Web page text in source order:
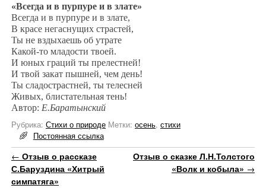
«Всегда и в пурпуре и в злате»
Всегда и в пурпуре и в злате,
В красе негаснущих страстей,
Ты не вздыхаешь об утрате
Какой-то младости твоей.
И юных граций ты прелестней!
И твой закат пышней, чем день!
Ты сладострастней, ты телесней
Живых, блистательная тень!
Автор: Е.Баратынский
Рубрика: Стихи о природе Метки: осень, стихи
Постоянная ссылка
Навигация по записям
← Отзыв о рассказе
С.Баруздина «Хитрый
симпатяга»
Отзыв о сказке Л.Н.Толстого
«Волк и кобыла» →